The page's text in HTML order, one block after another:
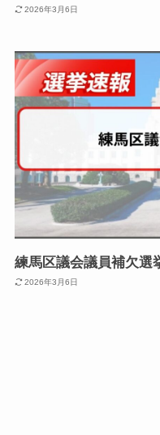
2026年3月6日
練馬区議会議員補欠選
2026年3月6日